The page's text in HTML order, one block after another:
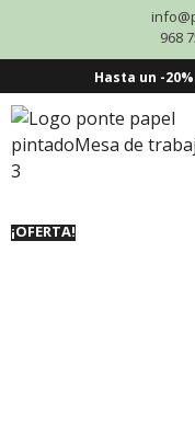
968
Hasta un -
¡OFERTA!